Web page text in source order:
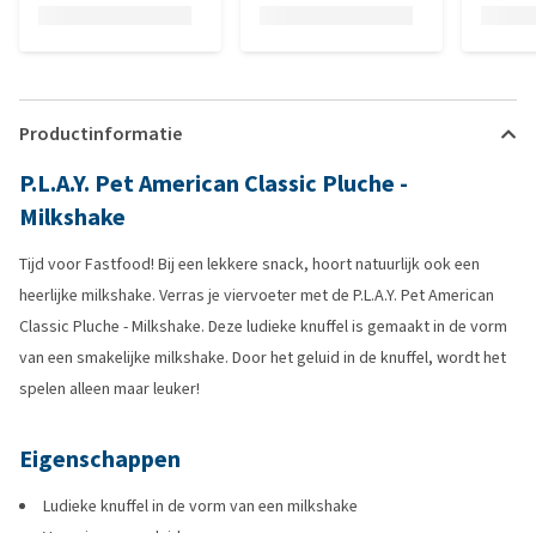
Productinformatie
P.L.A.Y. Pet American Classic Pluche -
Milkshake
Tijd voor Fastfood! Bij een lekkere snack, hoort natuurlijk ook een
heerlijke milkshake. Verras je viervoeter met de P.L.A.Y. Pet American
Classic Pluche - Milkshake. Deze ludieke knuffel is gemaakt in de vorm
van een smakelijke milkshake. Door het geluid in de knuffel, wordt het
spelen alleen maar leuker!
Eigenschappen
Ludieke knuffel in de vorm van een milkshake